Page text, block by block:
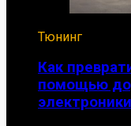
Тюнинг
Как
помощью
электроники